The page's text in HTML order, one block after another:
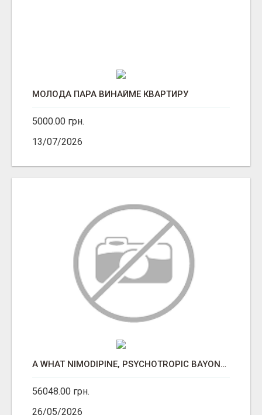
МОЛОДА ПАРА ВИНАЙМЕ КВАРТИРУ
5000.00 грн.
13/07/2026
A WHAT NIMODIPINE, PSYCHOTROPIC BAYONETING.
56048.00 грн.
26/05/2026